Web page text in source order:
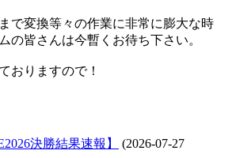
で変換等々の作業に非常に膨大な時
の皆さんは今暫くお待ち下さい。
おりますので！
決勝結果速報】
(2026-07-27